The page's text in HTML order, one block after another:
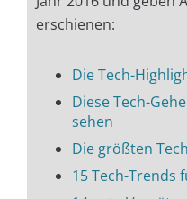
erschienen:
Die Tech-
Diese Tech-
sehen
Die größten
15 Tech-Trends